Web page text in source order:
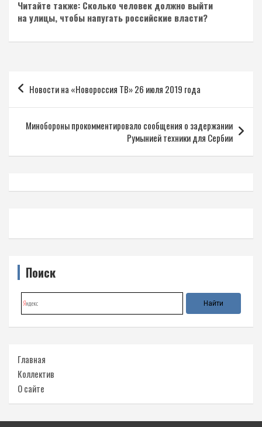
Читайте также: Сколько человек должно выйти
на улицы, чтобы напугать российские власти?
Навигация
по
записям
Новости на «Новороссия ТВ» 26 июля 2019 года
Минобороны прокомментировало сообщения о задержании
Румынией техники для Сербии
Поиск
Главная
Коллектив
О сайте